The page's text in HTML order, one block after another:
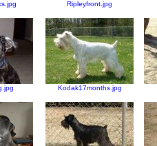
Ripleyfront.jpg
Kodak17months.jpg